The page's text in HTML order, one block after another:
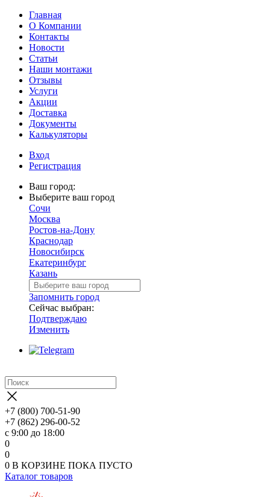
Главная
О Компании
Контакты
Новости
Статьи
Наши монтажи
Отзывы
Услуги
Акции
Доставка
Документы
Калькуляторы
Вход
Регистрация
Ваш город:
Выберите ваш город
Сочи
Москва
Ростов-на-Дону
Краснодар
Новосибирск
Екатеринбург
Казань
Запомнить город
Сейчас выбран:
Подтверждаю
Изменить
+7 (800) 700-51-90
+7 (862) 296-00-52
с 9:00 до 18:00
0
0
0 В КОРЗИНЕ ПОКА ПУСТО
Каталог товаров